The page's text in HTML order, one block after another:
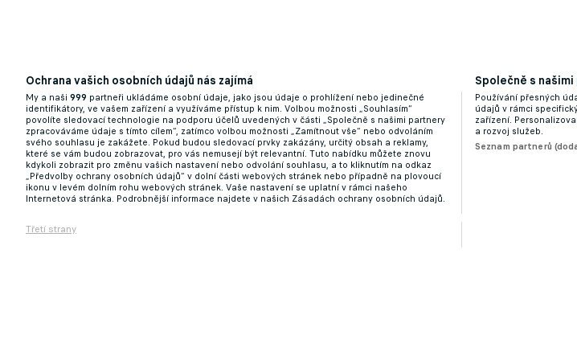
Mourinhovo Fenerbahce láká další hvězdu. Nabízí dvojnásobný plat i
08.07.2025 19:59
Ochrana vašich osobních údajů nás zajímá
My a naši 999 partneři ukládáme osobní údaje, jako jsou údaje o prohlížení nebo jedinečné
identifikátory, ve vašem zařízení a využíváme přístup k nim. Volbou možnosti „Souhlasím“
povolíte sledovací technologie na podporu účelů uvedených v části „Společně s našimi partnery
zpracováváme údaje s tímto cílem“, zatímco volbou možnosti „Zamítnout vše“ nebo odvoláním
svého souhlasu je zakážete. Pokud budou sledovací prvky zakázány, určitý obsah a reklamy,
které se vám budou zobrazovat, pro vás nemusejí být relevantní. Tuto nabídku můžete znovu
kdykoli zobrazit pro změnu vašich nastavení nebo odvolání souhlasu, a to kliknutím na odkaz
„Předvolby ochrany osobních údajů“ v dolní části webových stránek nebo případně na plovoucí
ikonu v levém dolním rohu webových stránek. Vaše nastavení se uplatní v rámci našeho
Internetová stránka. Podrobnější informace najdete v našich Zásadách ochrany osobních údajů.
Třetí strany
Společně s
Používání přesných
údajů v rámci
zařízení.
a rozvoj služeb.
Seznam partnerů